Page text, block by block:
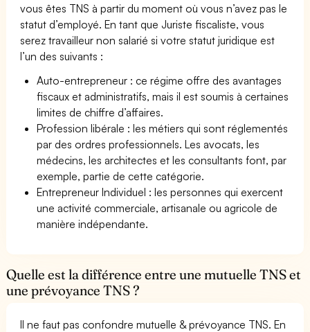
vous êtes TNS à partir du moment où vous n’avez pas le
statut d’employé. En tant que Juriste fiscaliste, vous
serez travailleur non salarié si votre statut juridique est
l’un des suivants :
Auto-entrepreneur : ce régime offre des avantages
fiscaux et administratifs, mais il est soumis à certaines
limites de chiffre d’affaires.
Profession libérale : les métiers qui sont réglementés
par des ordres professionnels. Les avocats, les
médecins, les architectes et les consultants font, par
exemple, partie de cette catégorie.
Entrepreneur Individuel : les personnes qui exercent
une activité commerciale, artisanale ou agricole de
manière indépendante.
Quelle est la différence entre une mutuelle TNS et
une prévoyance TNS ?
Il ne faut pas confondre mutuelle & prévoyance TNS. En